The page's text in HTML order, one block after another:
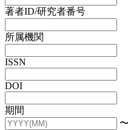
著者ID/研究者番号
所属機関
ISSN
DOI
期間
〜